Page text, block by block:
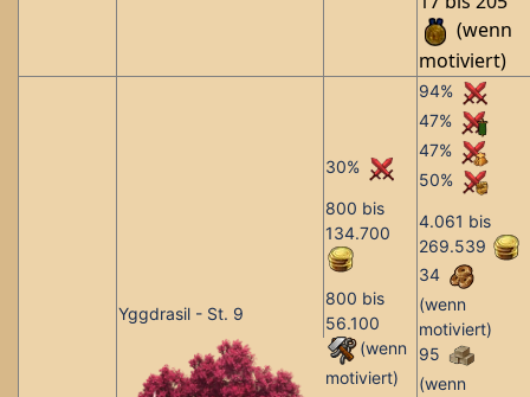
(wenn
motiviert)
Yggdrasil - St. 9
30%
800 bis
134.700
800 bis
56.100
(wenn
motiviert)
94%
47%
47%
50%
4.061 bis
269.539
34
(wenn
motiviert)
95
(wenn